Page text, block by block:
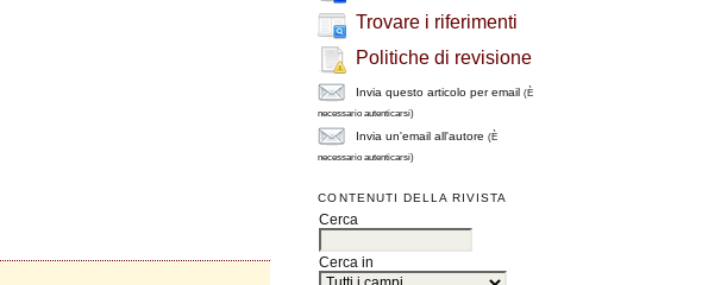
Trovare i riferimenti
Politiche di revisione
Invia questo articolo per email(È
necessario autenticarsi)
Invia un'email all'autore(È
necessario autenticarsi)
CONTENUTI DELLA RIVISTA
Cerca
Cerca in